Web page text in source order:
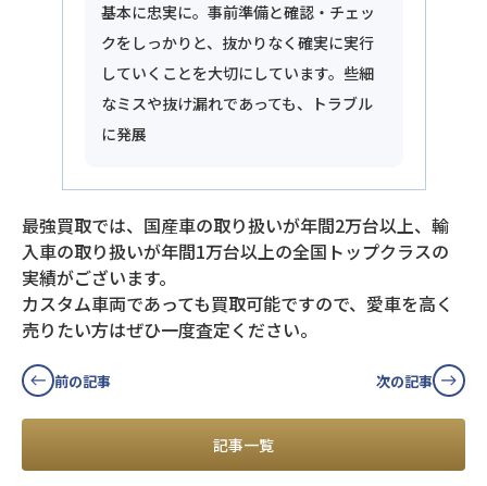
基本に忠実に。事前準備と確認・チェッ
クをしっかりと、抜かりなく確実に実行
していくことを大切にしています。些細
なミスや抜け漏れであっても、トラブル
に発展
最強買取では、国産車の取り扱いが年間2万台以上、輸
入車の取り扱いが年間1万台以上の全国トップクラスの
実績がございます。
カスタム車両であっても買取可能ですので、愛車を高く
売りたい方はぜひ一度査定ください。
前の記事
記事一覧
次の記事